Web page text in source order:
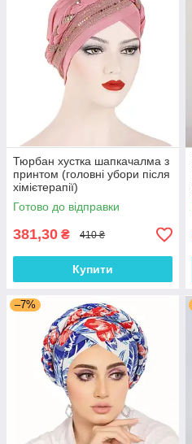
Тюрбан хустка шапкачалма з
принтом (головні убори після
хімієтерапії)
Готово до відправки
381,30 ₴ 410 ₴
Купити
–7%